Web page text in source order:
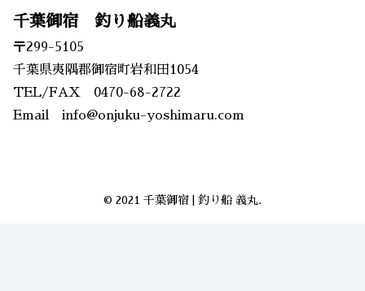
千葉御宿 釣り船義丸
〒299-5105
千葉県夷隅郡御宿町岩和田1054
TEL/FAX 0470-68-2722
Email info@onjuku-yoshimaru.com
© 2021 千葉御宿 | 釣り船 義丸.